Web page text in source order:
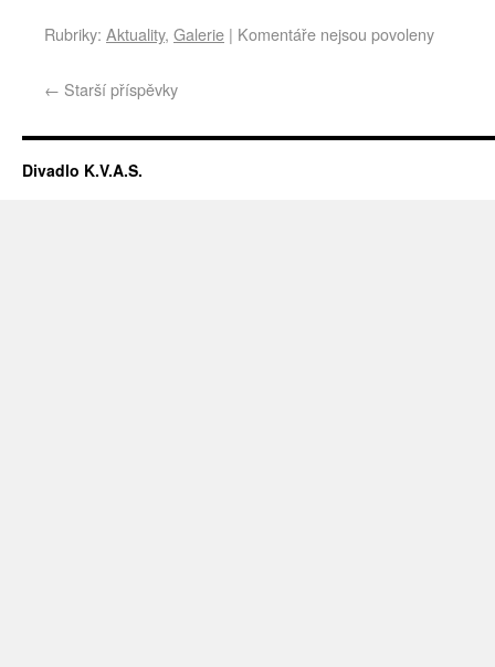
Rubriky: Aktuality, Galerie | Komentáře nejsou povoleny
← Starší příspěvky
Divadlo K.V.A.S.